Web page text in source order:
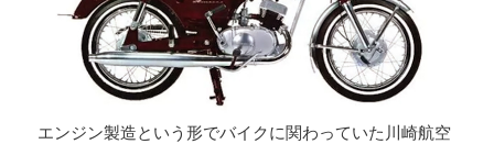
エンジン製造という形でバイクに関わっていた川崎航空